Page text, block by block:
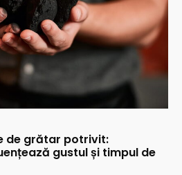
de grătar potrivit:
gustul și timpul de